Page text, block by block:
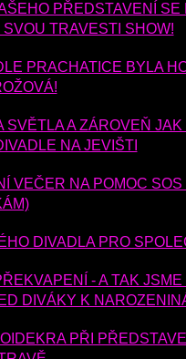
PŘEDSTAVENÍ SE
TRAVESTI SHOW!
PRACHATICE BYLA
SVĚTLA A ZÁROVEŇ
NA JEVIŠTI
VEČER NA POMOC SOS
DIVADLA PRO
- A TAK JSME
DIVÁKY K
PŘI